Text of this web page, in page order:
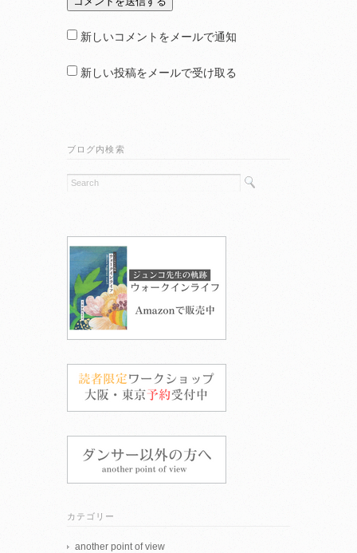
新しいコメントをメールで通知
新しい投稿をメールで受け取る
ブログ内検索
カテゴリー
another point of view